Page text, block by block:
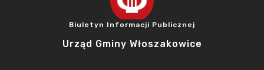
Biuletyn Informacji Publicznej
Urząd Gminy Włoszakowice